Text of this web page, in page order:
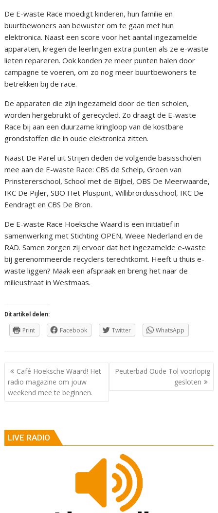
De E-waste Race moedigt kinderen, hun familie en
buurtbewoners aan bewuster om te gaan met hun
elektronica. Naast een score voor het aantal ingezamelde
apparaten, kregen de leerlingen extra punten als ze e-waste
lieten repareren. Ook konden ze meer punten halen door
campagne te voeren, om zo nog meer buurtbewoners te
betrekken bij de race.
De apparaten die zijn ingezameld door de tien scholen,
worden hergebruikt of gerecycled. Zo draagt de E-waste
Race bij aan een duurzame kringloop van de kostbare
grondstoffen die in oude elektronica zitten.
Naast De Parel uit Strijen deden de volgende basisscholen
mee aan de E-waste Race: CBS de Schelp, Groen van
Prinstererschool, School met de Bijbel, OBS De Meerwaarde,
IKC De Pijler, SBO Het Pluspunt, Willibrordusschool, IKC De
Eendragt en CBS De Bron.
De E-waste Race Hoeksche Waard is een initiatief in
samenwerking met Stichting OPEN, Weee Nederland en de
RAD. Samen zorgen zij ervoor dat het ingezamelde e-waste
bij gerenommeerde recyclers terechtkomt. Heeft u thuis e-
waste liggen? Maak een afspraak en breng het naar de
milieustraat in Westmaas.
Dit artikel delen:
Print Facebook Twitter WhatsApp
Berichtnavigatie
Café Hoeksche Waard! Het
radio magazine om jouw
weekend mee te beginnen.
Peuterbad Oude Tol voorlopig
gesloten
LIVE RADIO